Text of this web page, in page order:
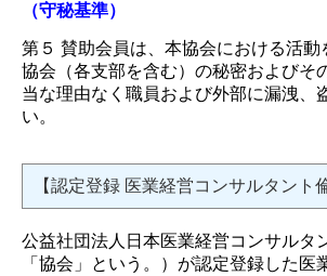
（守秘基準）
第５ 賛助会員は、本協会における活動
協会（各支部を含む）の秘密およびそ
当な理由なく職員および外部に漏洩、
い。
【認定登録 医業経営コンサルタント
公益社団法人日本医業経営コンサルタ
「協会」という。）が認定登録した医